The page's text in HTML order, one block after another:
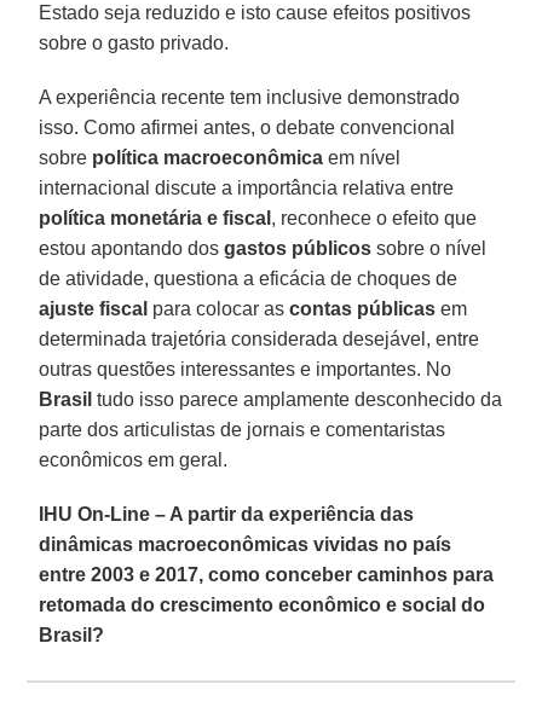
Estado seja reduzido e isto cause efeitos positivos
sobre o gasto privado.
A experiência recente tem inclusive demonstrado
isso. Como afirmei antes, o debate convencional
sobre política macroeconômica em nível
internacional discute a importância relativa entre
política monetária e fiscal , reconhece o efeito que
estou apontando dosgastos públicos sobre o nível
de atividade, questiona a eficácia de choques de
ajuste fiscal para colocar as contas públicas em
determinada trajetória considerada desejável, entre
outras questões interessantes e importantes. No
Brasil tudo isso parece amplamente desconhecido da
parte dos articulistas de jornais e comentaristas
econômicos em geral.
IHU On-Line – A partir da experiência das
dinâmicas macroeconômicas vividas no país
entre 2003 e 2017, como conceber caminhos para
retomada do crescimento econômico e social do
Brasil?